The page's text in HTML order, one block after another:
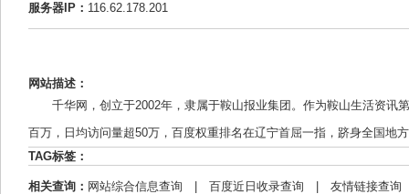
服务器IP： 116.62.178.201
网站描述：
千华网，创立于2002年，隶属于鞍山报业集团。作为鞍山生活资讯
百万，日均访问量超50万，百度权重排名在辽宁首屈一指，跻身全国地
TAG标签：
相关查询： 网站综合信息查询 百度近日收录查询 友情链接查询